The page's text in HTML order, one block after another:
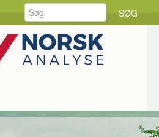
FORSIDE
KUNDEHISTORIER